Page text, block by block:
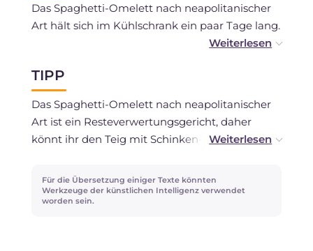
Das Spaghetti-Omelett nach neapolitanischer
Art hält sich im Kühlschrank ein paar Tage lang.
TIPP
Das Spaghetti-Omelett nach neapolitanischer
Art ist ein Resteverwertungsgericht, daher
könnt ihr den Teig mit Schinken- und
anreichern. Außerdem müsst ihr die
Tomatensauce nicht extra zubereiten, wenn ihr
Für die Übersetzung einiger Texte könnten
Werkzeuge der künstlichen Intelligenz verwendet
worden sein.